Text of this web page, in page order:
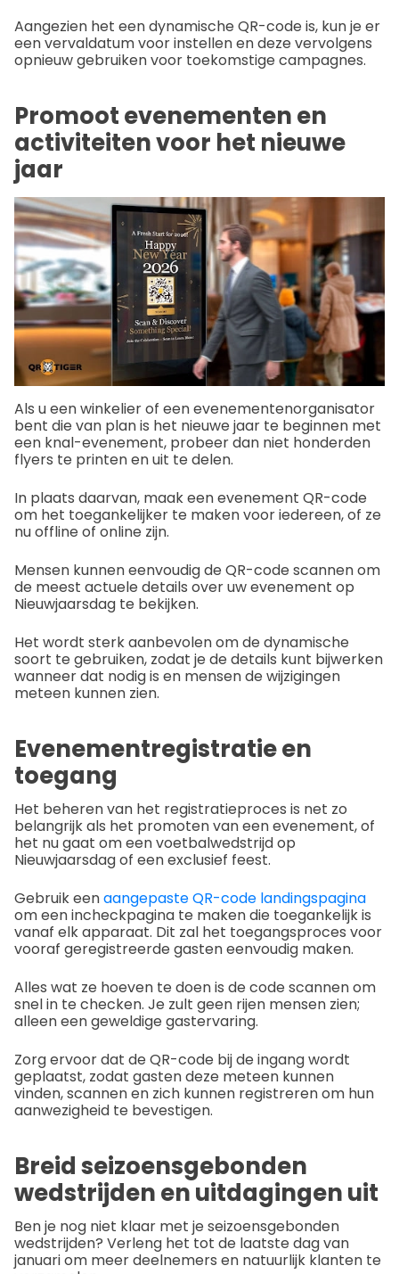
Aangezien het een dynamische QR-code is, kun je er
een vervaldatum voor instellen en deze vervolgens
opnieuw gebruiken voor toekomstige campagnes.
Promoot evenementen en
activiteiten voor het nieuwe
jaar
Als u een winkelier of een evenementenorganisator
bent die van plan is het nieuwe jaar te beginnen met
een knal-evenement, probeer dan niet honderden
flyers te printen en uit te delen.
In plaats daarvan, maak een evenement QR-code
om het toegankelijker te maken voor iedereen, of ze
nu offline of online zijn.
Mensen kunnen eenvoudig de QR-code scannen om
de meest actuele details over uw evenement op
Nieuwjaarsdag te bekijken.
Het wordt sterk aanbevolen om de dynamische
soort te gebruiken, zodat je de details kunt bijwerken
wanneer dat nodig is en mensen de wijzigingen
meteen kunnen zien.
Evenementregistratie en
toegang
Het beheren van het registratieproces is net zo
belangrijk als het promoten van een evenement, of
het nu gaat om een voetbalwedstrijd op
Nieuwjaarsdag of een exclusief feest.
Gebruik eenaangepaste QR-code landingspagina
om een incheckpagina te maken die toegankelijk is
vanaf elk apparaat. Dit zal het toegangsproces voor
vooraf geregistreerde gasten eenvoudig maken.
Alles wat ze hoeven te doen is de code scannen om
snel in te checken. Je zult geen rijen mensen zien;
alleen een geweldige gastervaring.
Zorg ervoor dat de QR-code bij de ingang wordt
geplaatst, zodat gasten deze meteen kunnen
vinden, scannen en zich kunnen registreren om hun
aanwezigheid te bevestigen.
Breid seizoensgebonden
wedstrijden en uitdagingen uit
Ben je nog niet klaar met je seizoensgebonden
wedstrijden? Verleng het tot de laatste dag van
januari om meer deelnemers en natuurlijk klanten te